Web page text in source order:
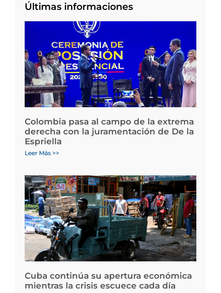
Últimas informaciones
Colombia pasa al campo de la extrema
derecha con la juramentación de De la
Espriella
Leer Más >>
Cuba continúa su apertura económica
mientras la crisis escuece cada día